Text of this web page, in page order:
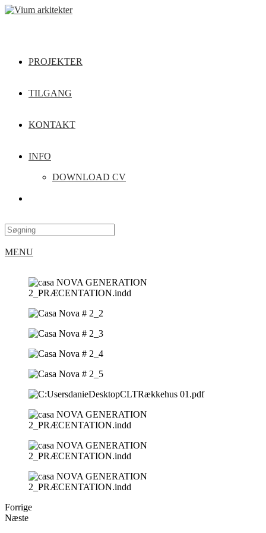
PROJEKTER
TILGANG
KONTAKT
INFO
DOWNLOAD CV
MENU
Forrige
Næste